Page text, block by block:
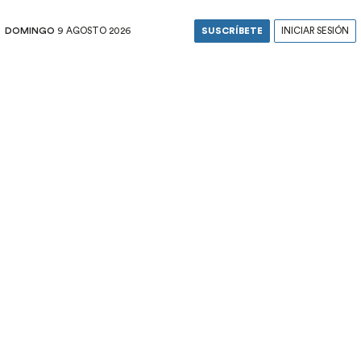
DOMINGO 9 AGOSTO 2026 SUSCRÍBETE INICIAR SESIÓN